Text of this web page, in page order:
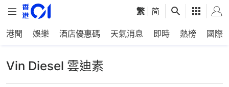
繁 简
港聞 娛樂 酒店優惠碼 天氣消息 即時 熱榜 國際
Vin Diesel 雲迪素